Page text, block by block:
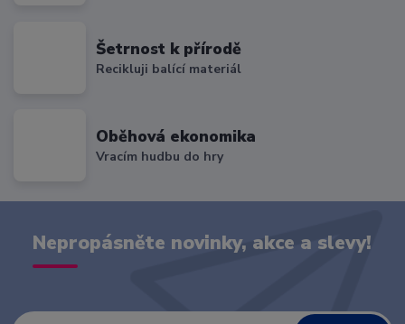
Šetrnost k přírodě
Recikluji balící materiál
Oběhová ekonomika
Vracím hudbu do hry
Nepropásněte novinky, akce a slevy!